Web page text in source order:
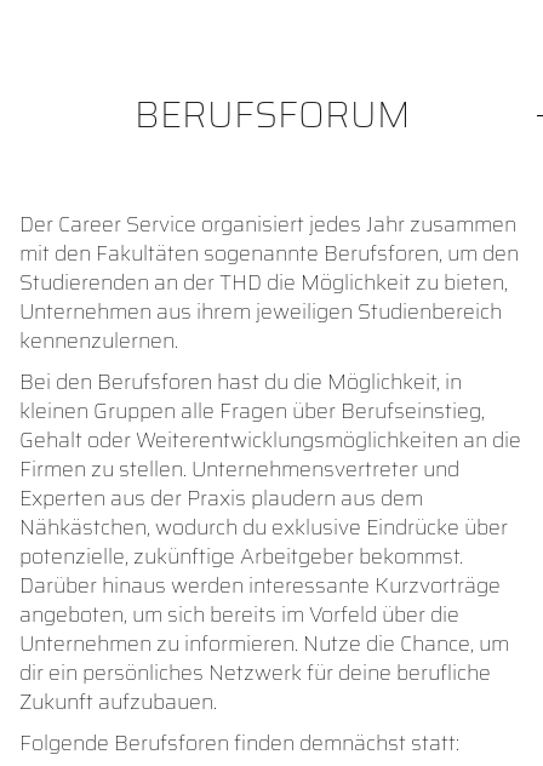
BERUFSFORUM
Der Career Service organisiert jedes Jahr zusammen
mit den Fakultäten sogenannte Berufsforen, um den
Studierenden an der THD die Möglichkeit zu bieten,
Unternehmen aus ihrem jeweiligen Studienbereich
kennenzulernen.
Bei den Berufsforen hast du die Möglichkeit, in
kleinen Gruppen alle Fragen über Berufseinstieg,
Gehalt oder Weiterentwicklungsmöglichkeiten an die
Firmen zu stellen. Unternehmensvertreter und
Experten aus der Praxis plaudern aus dem
Nähkästchen, wodurch du exklusive Eindrücke über
potenzielle, zukünftige Arbeitgeber bekommst.
Darüber hinaus werden interessante Kurzvorträge
angeboten, um sich bereits im Vorfeld über die
Unternehmen zu informieren. Nutze die Chance, um
dir ein persönliches Netzwerk für deine berufliche
Zukunft aufzubauen.
Folgende Berufsforen finden demnächst statt: